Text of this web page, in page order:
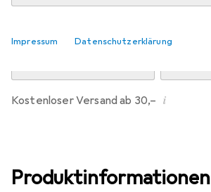
Impressum Datenschutzerklärung
Kostenloser Versand ab 30,– i
Produktinformationen